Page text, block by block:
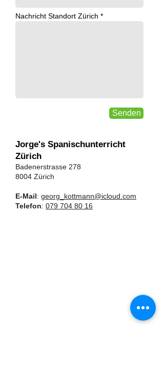
Nachricht Standort Zürich *
Senden
Jorge's Spanischunterricht
Zürich
Badenerstrasse 278
8004 Zürich
E-Mail: georg_kottmann@icloud.com
Telefon: 079 704 80 16